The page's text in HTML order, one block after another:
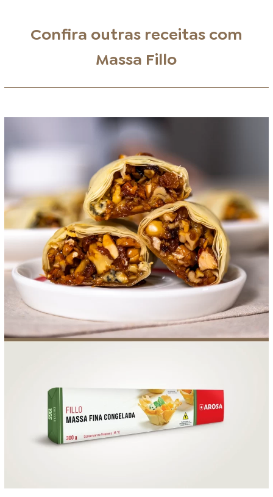
Confira outras receitas com
Massa Fillo